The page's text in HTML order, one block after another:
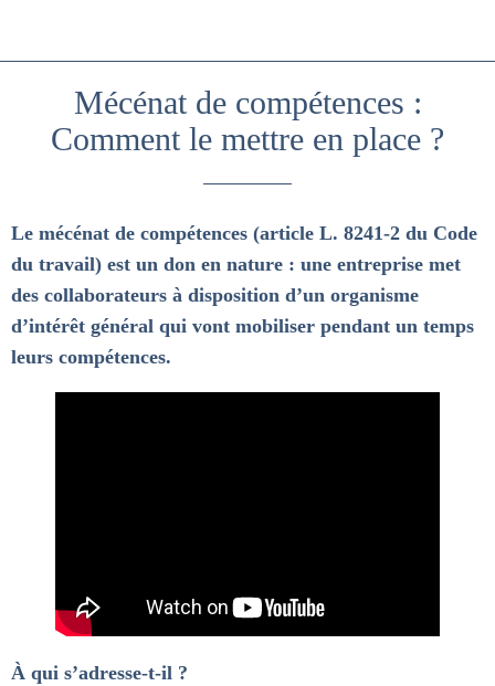
Mécénat de compétences :
Comment le mettre en place ?
Le mécénat de compétences (article L. 8241-2 du Code
du travail) est un don en nature : une entreprise met
des collaborateurs à disposition d’un organisme
d’intérêt général qui vont mobiliser pendant un temps
leurs compétences.
À qui s’adresse-t-il ?